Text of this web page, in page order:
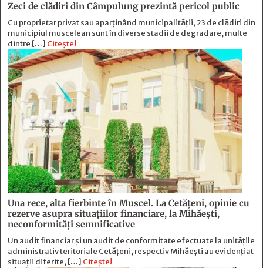
Zeci de clădiri din Câmpulung prezintă pericol public
Cu proprietar privat sau aparținând municipalității, 23 de clădiri din
municipiul muscelean sunt în diverse stadii de degradare, multe
dintre […] Citește!
Una rece, alta fierbinte în Muscel. La Cetăţeni, opinie cu
rezerve asupra situaţiilor financiare, la Mihăeşti,
neconformităţi semnificative
Un audit financiar și un audit de conformitate efectuate la unitățile
administrativ teritoriale Cetățeni, respectiv Mihăești au evidențiat
situații diferite, […] Citește!